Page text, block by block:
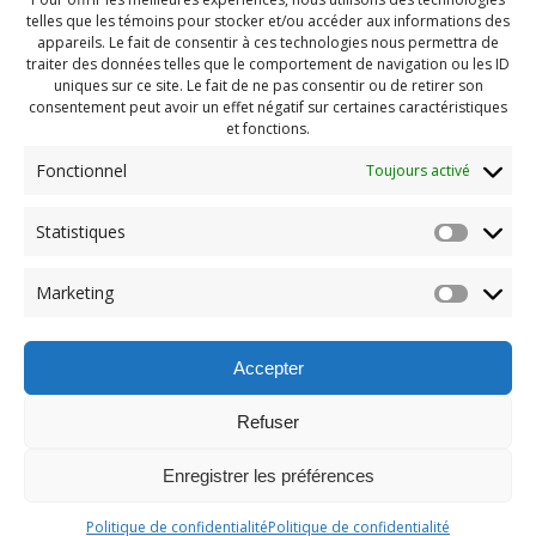
telles que les témoins pour stocker et/ou accéder aux informations des
appareils. Le fait de consentir à ces technologies nous permettra de
traiter des données telles que le comportement de navigation ou les ID
uniques sur ce site. Le fait de ne pas consentir ou de retirer son
consentement peut avoir un effet négatif sur certaines caractéristiques
et fonctions.
Fonctionnel Toujours activé
Statistiques
Marketing
Accepter
Refuser
Enregistrer les préférences
Politique de confidentialitéPolitique de confidentialité
Navigation
de
l'article
Previous
Pendragon Mai 2023 (67)
© 2026 Maison des Jeunes de Boucherville.